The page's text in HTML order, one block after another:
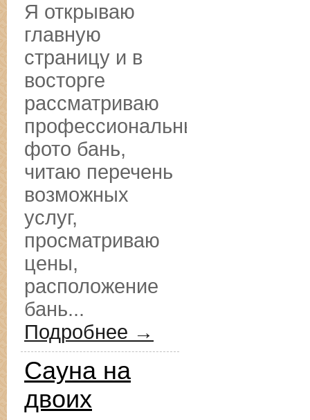
Я открываю
главную
страницу и в
восторге
рассматриваю
профессиональные
фото бань,
читаю перечень
возможных
услуг,
просматриваю
цены,
расположение
бань...
Подробнее →
Сауна на
двоих